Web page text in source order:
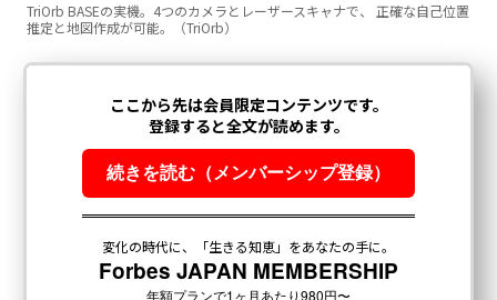
TriOrb BASEの実機。4つのカメラとレーザースキャナで、 正確な自己位置
推定と地図作成が可能。（TriOrb）